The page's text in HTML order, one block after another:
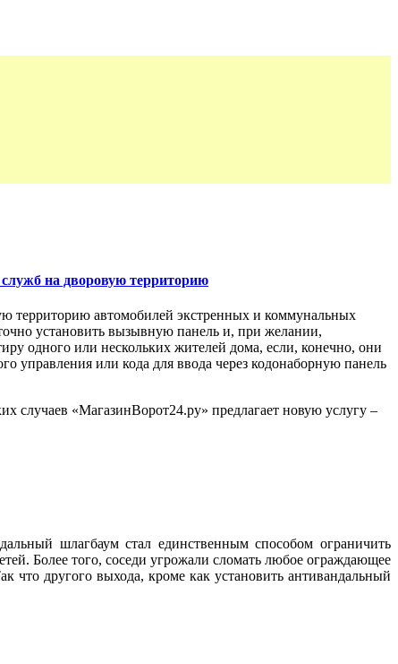
на дворовую территорию
территорию автомобилей экстренных и коммунальных
установить вызывную панель и, при желании,
одного или нескольких жителей дома, если, конечно, они
управления или кода для ввода через кодонаборную панель
случаев «МагазинВорот24.ру» предлагает новую услугу –
шлагбаум стал единственным способом ограничить
Более того, соседи угрожали сломать любое ограждающее
что другого выхода, кроме как установить антивандальный